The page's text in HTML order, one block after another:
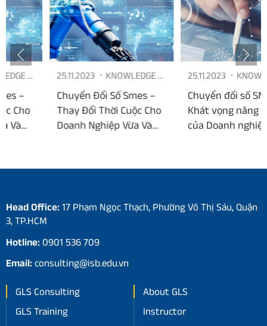
25.11.2023
KNOWLEDGE &
NEWS
Chuyển Đổi Số Smes –
Thay Đổi Thời Cuộc Cho
Doanh Nghiệp Vừa Và
25.11.2023
KNOWLEDGE &
NEWS
Chuyển đổi số SMEs –
Khát vọng nâng tầm
của Doanh nghiệp đã và
Head Office: 17 Phạm Ngọc Thạch, Phường Võ Thị Sáu, Quận
3, TP.HCM
Hotline: 0901 536 709
Email: consulting@isb.edu.vn
GLS Consulting
GLS Training
About GLS
Instructor